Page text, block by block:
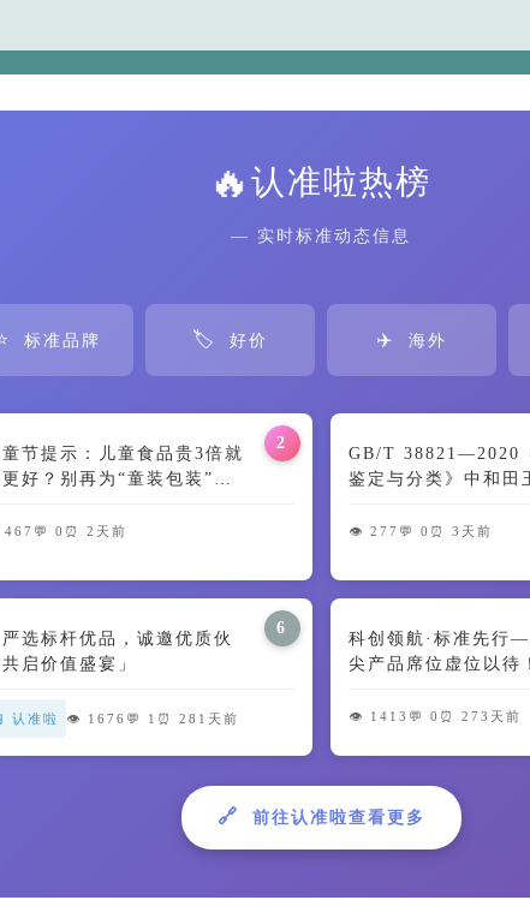
🔥认准啦热榜
— 实时标准动态信息
标准品牌 🏷️ 好价 ✈️ 海外
2
童节提示：儿童食品贵3倍就
好？别再为“童装包装”交
💬 0 ⏰ 2天前
GB/T 38821—2020
鉴定与分类》中和田
👁️ 277 💬 0 ⏰ 3天前
6
严选标杆优品，诚邀优质伙
启价值盛宴」
认准啦 👁️ 1676 💬 1 ⏰ 281天前
科创领航·标准先行
尖产品席位虚位以待！
👁️ 1413 💬 0 ⏰ 273天前
🔗 前往认准啦查看更多